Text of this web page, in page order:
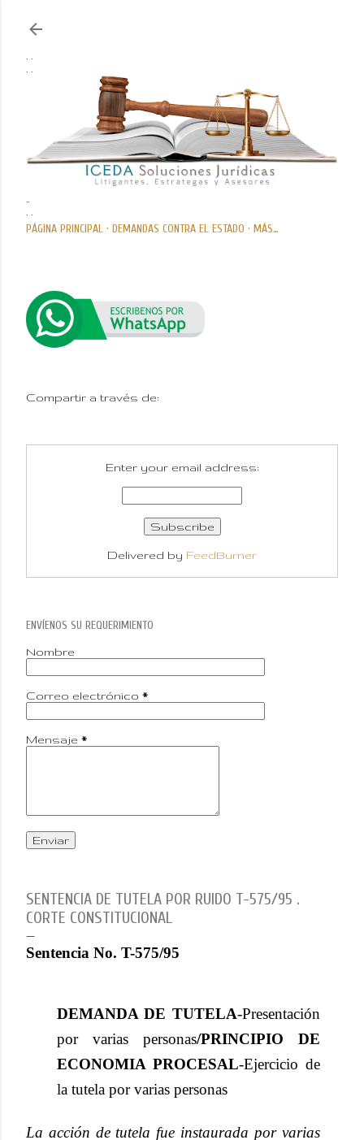
PÁGINA PRINCIPAL DEMANDAS CONTRA EL ESTADO MÁS…
Compartir a través de:
Enter your email address:
Delivered by FeedBurner
ENVÍENOS SU REQUERIMIENTO
Nombre
Correo electrónico *
Mensaje *
SENTENCIA DE TUTELA POR RUIDO T-575/95 .
CORTE CONSTITUCIONAL
Sentencia No. T-575/95
DEMANDA DE TUTELA-Presentación
por varias personas/PRINCIPIO DE
ECONOMIA PROCESAL-Ejercicio de
la tutela por varias personas
La acción de tutela fue instaurada por varias